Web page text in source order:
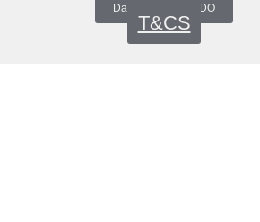
Datenschutz _RODO
T&CS